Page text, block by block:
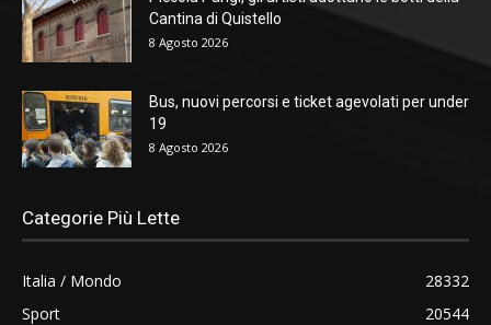
Cantina di Quistello
8 Agosto 2026
Bus, nuovi percorsi e ticket agevolati per under
19
8 Agosto 2026
Categorie Più Lette
Italia / Mondo
28332
Sport
20544